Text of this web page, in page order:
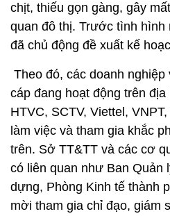
chịt, thiếu gọn gàng, gây
quan đô thị. Trước tình hình
đã chủ động đề xuất kế
Theo đó, các doanh
cáp đang hoạt động trên
HTVC, SCTV, Viettel,
làm việc và tham gia khắc
trên. Sở TT&TT và các cơ
có liên quan như Ban
dựng, Phòng Kinh tế thành
mời tham gia chỉ đạo, giám